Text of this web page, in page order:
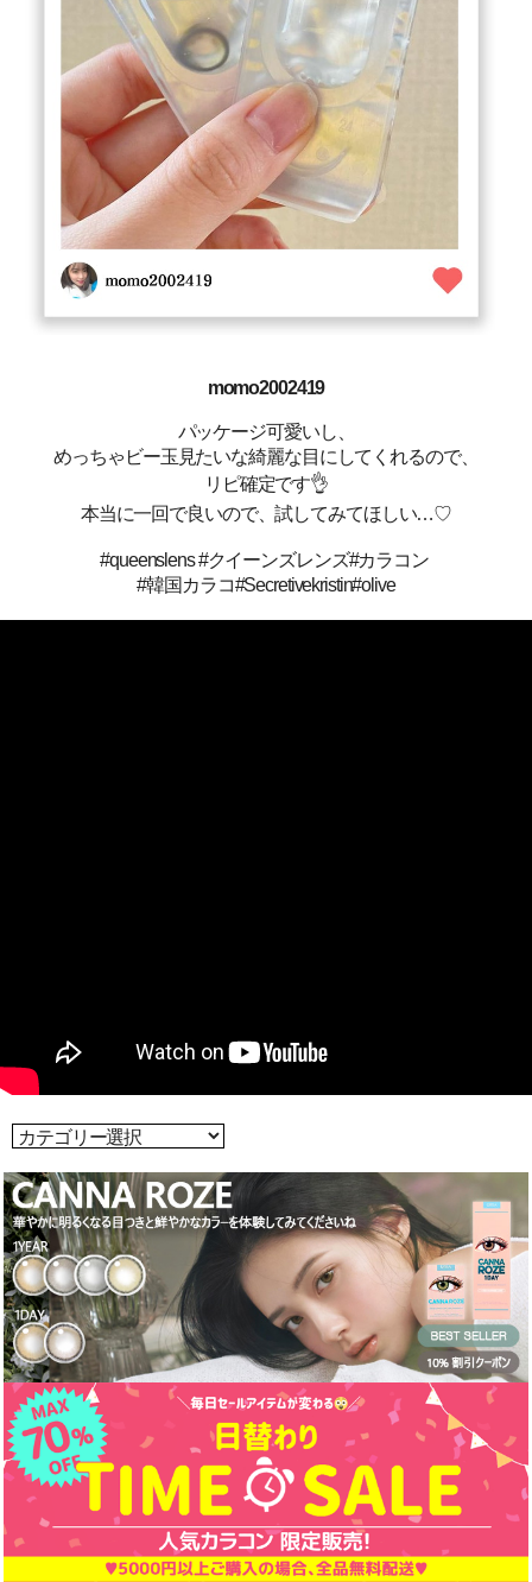
momo2002419
パッケージ可愛いし、
めっちゃビー玉見たいな綺麗な目にしてくれるので、
リピ確定です👌
本当に一回で良いので、試してみてほしい…♡
#queenslens #クイーンズレンズ#カラコン
#韓国カラコ#Secretivekristin#olive